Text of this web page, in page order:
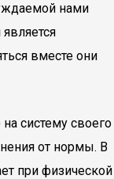
нами
вместе они
систему своего
от нормы. В
при физической